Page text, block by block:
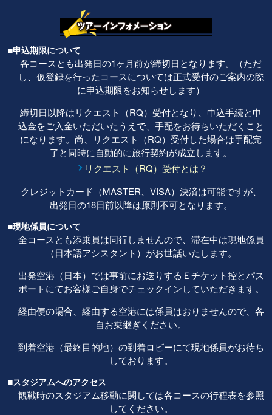
■申込期限について
各コースとも出発日の1ヶ月前が締切日となります。（ただ
し、仮登録を行ったコースについては正式受付のご案内の際
に申込期限をお知らせします）
締切日以降はリクエスト（RQ）受付となり、申込手続と申
込金をご入金いただいたうえで、手配をお待ちいただくこと
になります。尚、リクエスト（RQ）受付した場合は手配完
了と同時に自動的に旅行契約が成立します。
リクエスト（RQ）受付とは？
クレジットカード（MASTER、VISA）決済は可能ですが、
出発日の18日前以降は原則不可となります。
■現地係員について
全コースとも添乗員は同行しませんので、滞在中は現地係員
（日本語アシスタント）がお世話いたします。
出発空港（日本）では事前にお送りするＥチケット控とパス
ポートにてお客様ご自身でチェックインしていただきます。
経由便の場合、経由する空港には係員はおりませんので、各
自お乗継ぎください。
到着空港（最終目的地）の到着ロビーにて現地係員がお待ち
しております。
■スタジアムへのアクセス
観戦時のスタジアム移動に関しては各コースの行程表を参照
してください。